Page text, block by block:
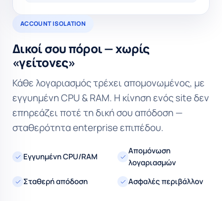
ACCOUNT ISOLATION
Δικοί σου πόροι — χωρίς
«γείτονες»
Κάθε λογαριασμός τρέχει απομονωμένος, με
εγγυημένη CPU & RAM. Η κίνηση ενός site δεν
επηρεάζει ποτέ τη δική σου απόδοση —
σταθερότητα enterprise επιπέδου.
Εγγυημένη CPU/RAM
Απομόνωση
λογαριασμών
Σταθερή απόδοση
Ασφαλές περιβάλλον